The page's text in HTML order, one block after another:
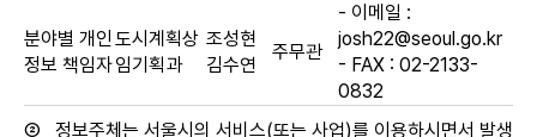
- 이메일 :
josh22@seoul.go.kr
- FAX : 02-2133-
0832
분야별 개인
정보 책임자
도시계획상
임기획과
조성현
김수연
주무관
② 정보주체는 서울시의 서비스(또는 사업)를 이용하시면서 발생